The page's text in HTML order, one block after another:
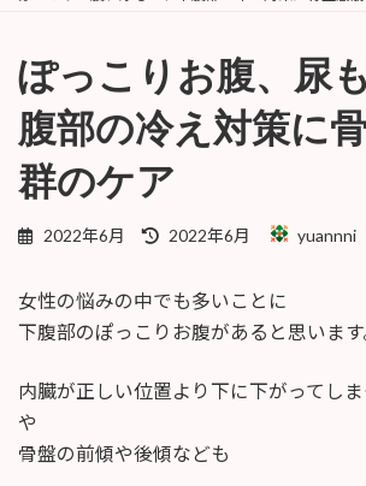
ぽっこりお腹、尿
腹部の冷え対策に
群のケア
2022年6月
最
新
日
2022年6月 yuannni
女性の悩みの中でも多いことに
下腹部のぽっこりお腹があると思います
内臓が正しい位置より下に下がってし
や
骨盤の前傾や後傾なども